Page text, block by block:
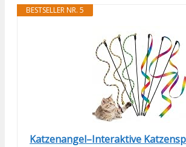
BESTSELLER NR. 5
Katzenangel–Interaktive